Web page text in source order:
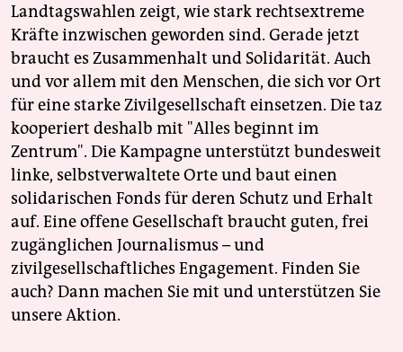
Landtagswahlen zeigt, wie stark rechtsextreme
Kräfte inzwischen geworden sind. Gerade jetzt
braucht es Zusammenhalt und Solidarität. Auch
und vor allem mit den Menschen, die sich vor Ort
für eine starke Zivilgesellschaft einsetzen. Die taz
kooperiert deshalb mit "Alles beginnt im
Zentrum". Die Kampagne unterstützt bundesweit
linke, selbstverwaltete Orte und baut einen
solidarischen Fonds für deren Schutz und Erhalt
auf. Eine offene Gesellschaft braucht guten, frei
zugänglichen Journalismus – und
zivilgesellschaftliches Engagement. Finden Sie
auch? Dann machen Sie mit und unterstützen Sie
unsere Aktion.